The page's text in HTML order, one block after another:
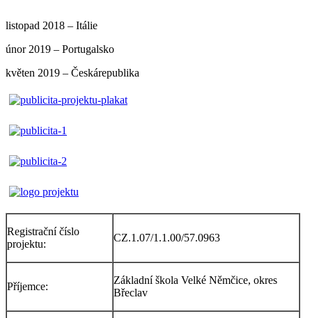
listopad 2018 – Itálie
únor 2019 – Portugalsko
květen 2019 – Českárepublika
Registrační číslo
projektu:
CZ.1.07/1.1.00/57.0963
Příjemce:
Základní škola Velké Němčice, okres
Břeclav